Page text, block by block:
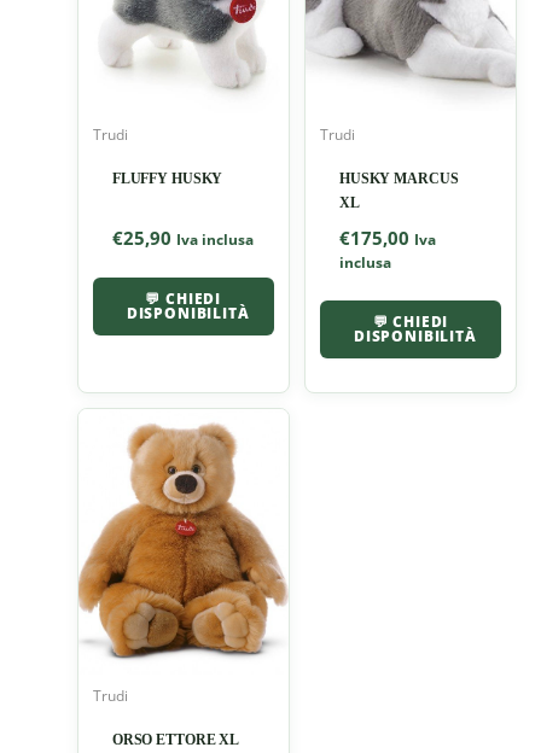
Trudi
FLUFFY HUSKY
€25,90 Iva inclusa
💬 CHIEDI
DISPONIBILITÀ
Trudi
HUSKY MARCUS
XL
€175,00 Iva
inclusa
💬 CHIEDI
DISPONIBILITÀ
Trudi
ORSO ETTORE XL